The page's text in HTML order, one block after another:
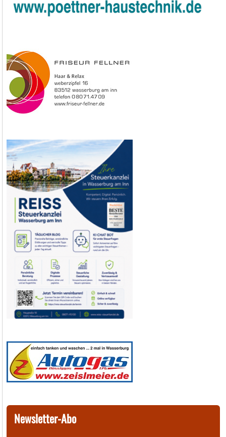
Newsletter-Abo